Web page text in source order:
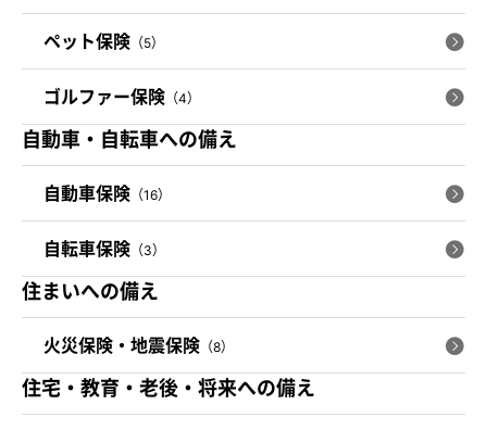
ペット保険 （5）
ゴルファー保険 （4）
自動車・自転車への備え
自動車保険 （16）
自転車保険 （3）
住まいへの備え
火災保険・地震保険 （8）
住宅・教育・老後・将来への備え